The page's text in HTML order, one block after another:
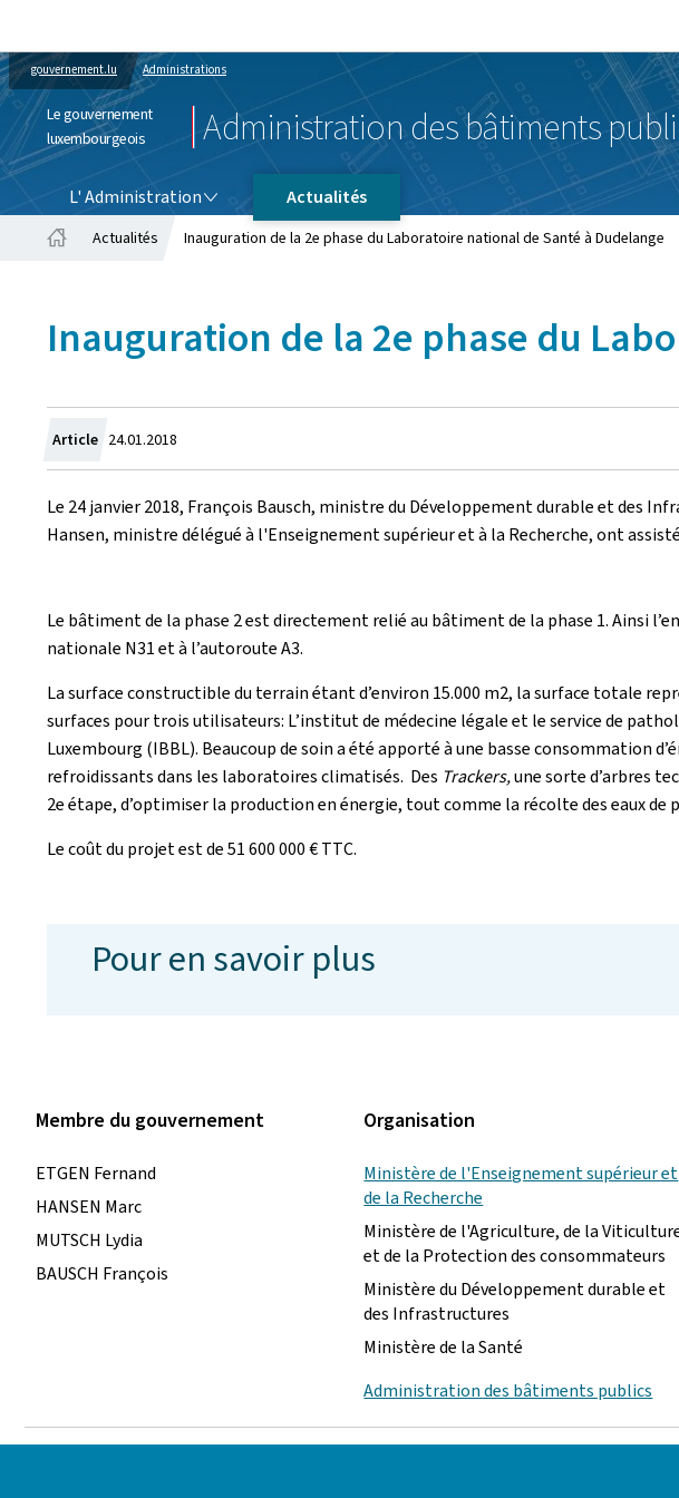
gouvernement.lu Administrations
Le gouvernement
luxembourgeois
Administration des bâtiments
L' Administration
Actualités
Actualités Inauguration de la 2e phase du Laboratoire national de Santé à Dudelange
Inauguration de la 2e phase du
Article Crée
le
24.01.2018
Le 24 janvier 2018, François Bausch, ministre du Développement durable et des
Hansen, ministre délégué à l'Enseignement supérieur et à la Recherche, ont
Le bâtiment de la phase 2 est directement relié au bâtiment de la phase 1. Ainsi
nationale N31 et à l’autoroute A3.
La surface constructible du terrain étant d’environ 15.000 m2, la surface totale
surfaces pour trois utilisateurs: L’institut de médecine légale et le service de
Luxembourg (IBBL). Beaucoup de soin a été apporté à une basse consommation
refroidissants dans les laboratoires climatisés. Des Trackers,une sorte d’arbres
2e étape, d’optimiser la production en énergie, tout comme la récolte des eaux de
Le coût du projet est de 51 600 000 € TTC.
Pour en savoir plus
Membre du gouvernement
ETGEN Fernand
HANSEN Marc
MUTSCH Lydia
BAUSCH François
Organisation
Ministère de l'Enseignement supérieur et
de la Recherche
Ministère de l'Agriculture, de la
et de la Protection des consommateurs
Ministère du Développement durable et
des Infrastructures
Ministère de la Santé
Administration des bâtiments publics